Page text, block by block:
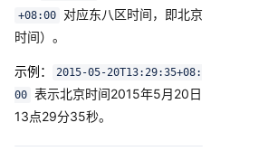
+08:00
对应东八区时间，即北京
时间）。
示例：
2015-05-20T13:29:35+08:
00 表示北京时间2015年5月20日
13点29分35秒。